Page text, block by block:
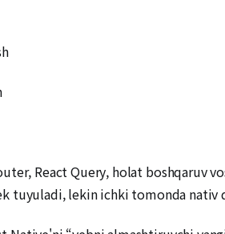
React Query, holat boshqaruv
tuyuladi, lekin ichki tomonda